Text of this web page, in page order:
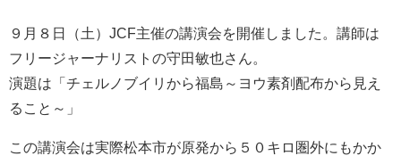
９月８日（土）JCF主催の講演会を開催しました。講師は
フリージャーナリストの守田敏也さん。
演題は「チェルノブイリから福島～ヨウ素剤配布から見え
ること～」
この講演会は実際松本市が原発から５０キロ圏外にもかか